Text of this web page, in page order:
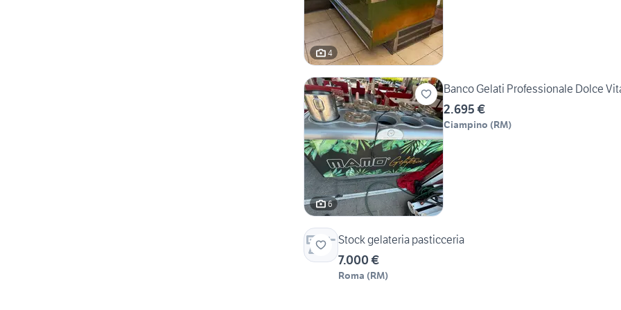
4
6
Banco Gelati Professionale Dolce
2.695 €
Ciampino (RM)
Stock gelateria pasticceria
7.000 €
Roma (RM)